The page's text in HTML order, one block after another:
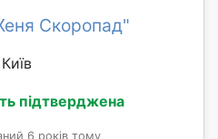
Скоропад"
Київ
підтверджена
6 років тому